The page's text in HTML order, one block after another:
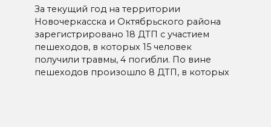
За текущий год на территории
Новочеркасска и Октябрьского района
зарегистрировано 18 ДТП с участием
пешеходов, в которых 15 человек
получили травмы, 4 погибли. По вине
пешеходов произошло 8 ДТП, в которых